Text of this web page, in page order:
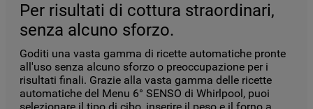
Per risultati di cottura straordinari,
senza alcuno sforzo.
Goditi una vasta gamma di ricette automatiche pronte
all'uso senza alcuno sforzo o preoccupazione per i
risultati finali. Grazie alla vasta gamma delle ricette
automatiche del Menu 6° SENSO di Whirlpool, puoi